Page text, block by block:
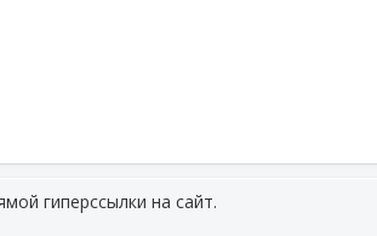
гиперссылки на сайт.